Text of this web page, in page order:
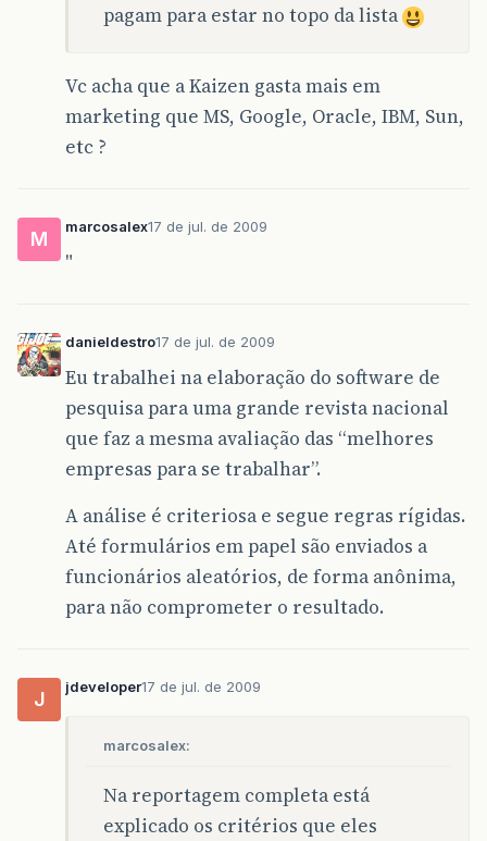
pagam para estar no topo da lista
Vc acha que a Kaizen gasta mais em
marketing que MS, Google, Oracle, IBM, Sun,
etc ?
M
marcosalex17 de jul. de 2009
"
danieldestro17 de jul. de 2009
Eu trabalhei na elaboração do software de
pesquisa para uma grande revista nacional
que faz a mesma avaliação das “melhores
empresas para se trabalhar”.
A análise é criteriosa e segue regras rígidas.
Até formulários em papel são enviados a
funcionários aleatórios, de forma anônima,
para não comprometer o resultado.
J
jdeveloper17 de jul. de 2009
marcosalex:
Na reportagem completa está
explicado os critérios que eles